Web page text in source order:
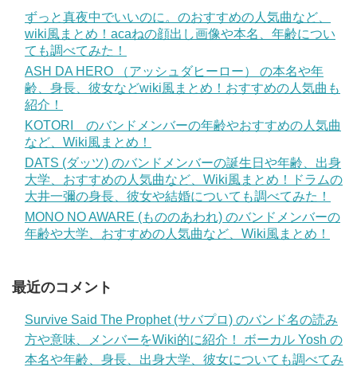
ずっと真夜中でいいのに。のおすすめの人気曲など、
wiki風まとめ！acaねの顔出し画像や本名、年齢につい
ても調べてみた！
ASH DA HERO （アッシュダヒーロー） の本名や年
齢、身長、彼女などwiki風まとめ！おすすめの人気曲も
紹介！
KOTORI のバンドメンバーの年齢やおすすめの人気曲
など、Wiki風まとめ！
DATS (ダッツ) のバンドメンバーの誕生日や年齢、出身
大学、おすすめの人気曲など、Wiki風まとめ！ドラムの
大井一彌の身長、彼女や結婚についても調べてみた！
MONO NO AWARE (もののあわれ) のバンドメンバーの
年齢や大学、おすすめの人気曲など、Wiki風まとめ！
最近のコメント
Survive Said The Prophet (サバプロ) のバンド名の読み
方や意味、メンバーをWiki的に紹介！ ボーカル Yosh の
本名や年齢、身長、出身大学、彼女についても調べてみ